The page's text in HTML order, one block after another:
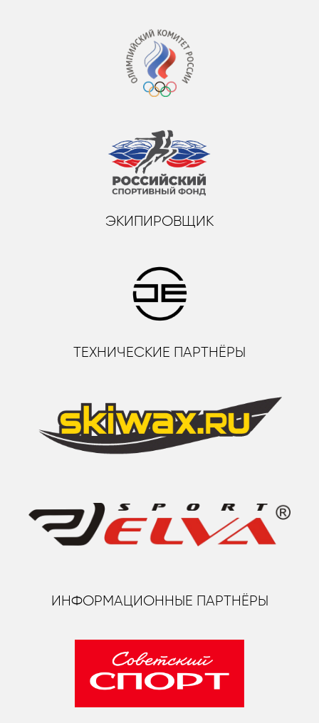
ЭКИПИРОВЩИК
ТЕХНИЧЕСКИЕ ПАРТНЁРЫ
ИНФОРМАЦИОННЫЕ ПАРТНЁРЫ